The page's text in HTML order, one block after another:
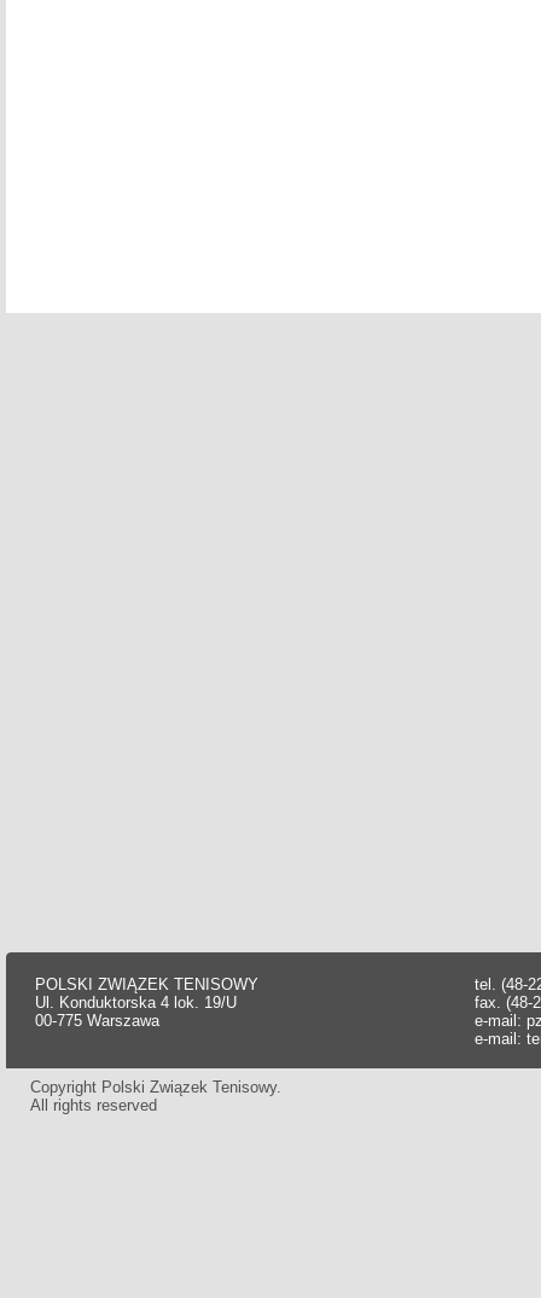
POLSKI ZWIĄZEK TENISOWY
Ul. Konduktorska 4 lok. 19/U
00-775 Warszawa
tel. (48-
fax. (48-
e-mail:
e-mail:
Copyright Polski Związek Tenisowy.
All rights reserved